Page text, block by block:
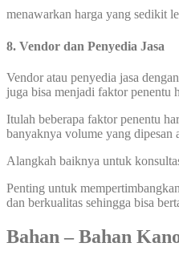
menawarkan harga yang sedikit
8. Vendor dan Penyedia Jasa
Vendor atau penyedia jasa
juga bisa menjadi faktor penentu
Itulah beberapa faktor penentu
banyaknya volume yang
Alangkah baiknya untuk
Penting untuk
dan berkualitas sehingga bisa
Bahan – Bahan